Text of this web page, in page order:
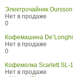
Электрочайник
Нет в продаже
0
Кофемашина
Нет в продаже
0
Кофемолка Scarlett SL-
Нет в продаже